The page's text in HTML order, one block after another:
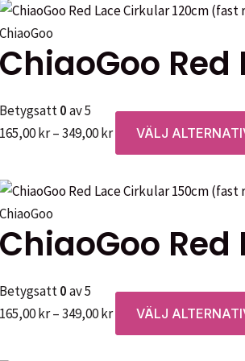
349,00 kr
ChiaoGoo
ChiaoGoo
Betygsatt0av 5
165,00kr–349,00krPrisintervall:
165,00 kr
349,00 kr
VÄLJ
ChiaoGoo
ChiaoGoo
Betygsatt0av 5
165,00kr–349,00krPrisintervall:
165,00 kr
VÄLJ